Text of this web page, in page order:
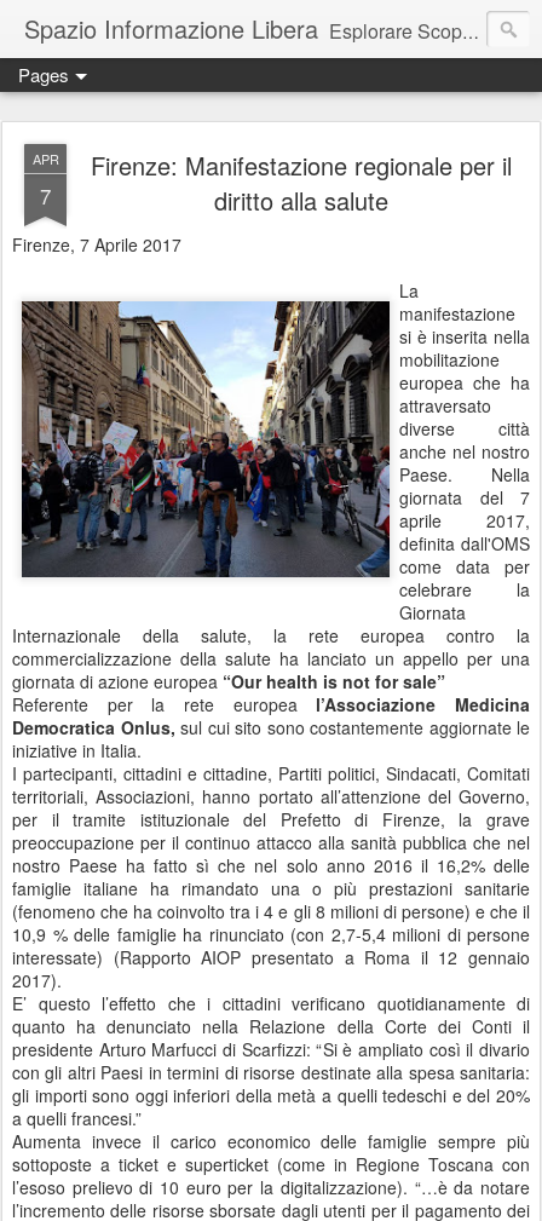
Spazio Informazione Libera Esplorare Scoprire Creare
Escursioni, viaggi, arte, tecnologia, attualità
Pages
APR
7
Firenze: Manifestazione regionale per il
diritto alla salute
Firenze, 7 Aprile 2017
La
manifestazione
si è inserita nella
mobilitazione
europea che ha
attraversato
diverse città
anche nel nostro
Paese. Nella
giornata del 7
aprile 2017,
definita dall'OMS
come data per
celebrare la
Giornata
Internazionale della salute, la rete europea contro la
commercializzazione della salute ha lanciato un appello per una
giornata di azione europea “Our health is not for sale”
Referente per la rete europea l’Associazione Medicina
Democratica Onlus, sul cui sito sono costantemente aggiornate le
iniziative in Italia.
I partecipanti, cittadini e cittadine, Partiti politici, Sindacati, Comitati
territoriali, Associazioni, hanno portato all’attenzione del Governo,
per il tramite istituzionale del Prefetto di Firenze, la grave
preoccupazione per il continuo attacco alla sanità pubblica che nel
nostro Paese ha fatto sì che nel solo anno 2016 il 16,2% delle
famiglie italiane ha rimandato una o più prestazioni sanitarie
(fenomeno che ha coinvolto tra i 4 e gli 8 milioni di persone) e che il
10,9 % delle famiglie ha rinunciato (con 2,7-5,4 milioni di persone
interessate) (Rapporto AIOP presentato a Roma il 12 gennaio
2017).
E’ questo l’effetto che i cittadini verificano quotidianamente di
quanto ha denunciato nella Relazione della Corte dei Conti il
presidente Arturo Marfucci di Scarfizzi: “Si è ampliato così il divario
con gli altri Paesi in termini di risorse destinate alla spesa sanitaria:
gli importi sono oggi inferiori della metà a quelli tedeschi e del 20%
a quelli francesi.”
Aumenta invece il carico economico delle famiglie sempre più
sottoposte a ticket e superticket (come in Regione Toscana con
l’esoso prelievo di 10 euro per la digitalizzazione). “…è da notare
l’incremento delle risorse sborsate dagli utenti per il pagamento dei